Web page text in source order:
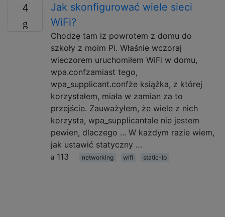
4
Jak skonfigurować wiele sieci
WiFi?
Chodzę tam iz powrotem z domu do
szkoły z moim Pi. Właśnie wczoraj
wieczorem uruchomiłem WiFi w domu,
wpa.confzamiast tego,
wpa_supplicant.confże książka, z której
korzystałem, miała w zamian za to
przejście. Zauważyłem, że wiele z nich
korzysta, wpa_supplicantale nie jestem
pewien, dlaczego ... W każdym razie wiem,
jak ustawić statyczny …
113
networking wifi static-ip